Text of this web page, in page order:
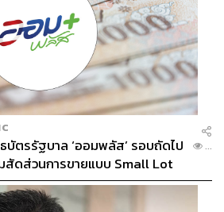
ตรรัฐบาล ‘ออมพลัส’ รอบถัดไป
สัดส่วนการขายแบบ Small Lot
...